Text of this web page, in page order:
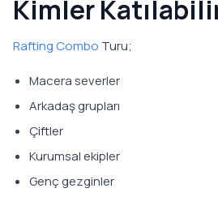
Kimler
Rafting Combo Turu;
Macera severler
Arkadaş grupları
Çiftler
Kurumsal ekipler
Genç gezginler